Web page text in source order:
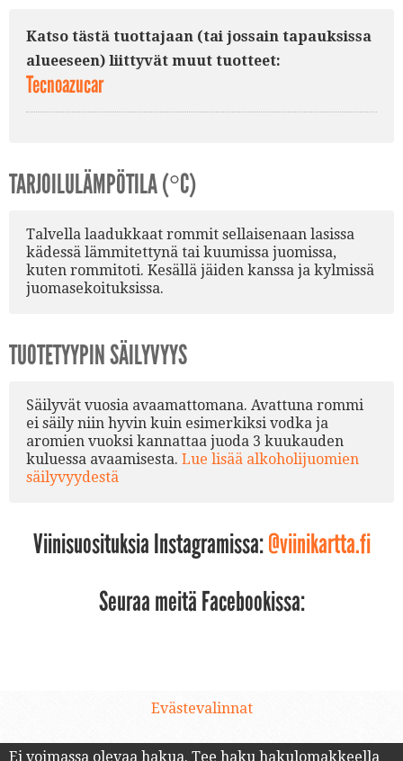
Katso tästä tuottajaan (tai jossain tapauksissa
alueeseen) liittyvät muut tuotteet:
Tecnoazucar
TARJOILULÄMPÖTILA (°C)
Talvella laadukkaat rommit sellaisenaan lasissa
kädessä lämmitettynä tai kuumissa juomissa,
kuten rommitoti. Kesällä jäiden kanssa ja kylmissä
juomasekoituksissa.
TUOTETYYPIN SÄILYVYYS
Säilyvät vuosia avaamattomana. Avattuna rommi
ei säily niin hyvin kuin esimerkiksi vodka ja
aromien vuoksi kannattaa juoda 3 kuukauden
kuluessa avaamisesta. Lue lisää alkoholijuomien
säilyvyydestä
Viinisuosituksia Instagramissa:@viinikartta.fi
Seuraa meitä Facebookissa:
Evästevalinnat
Ei voimassa olevaa hakua. Tee haku hakulomakkeella